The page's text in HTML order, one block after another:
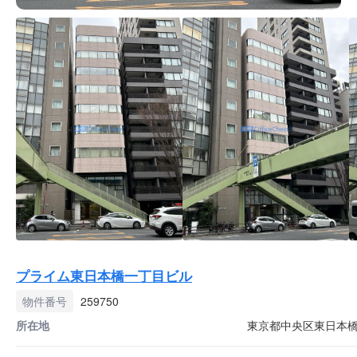
プライム東日本橋一丁目ビル
物件番号
259750
所在地
東京都中央区東日本